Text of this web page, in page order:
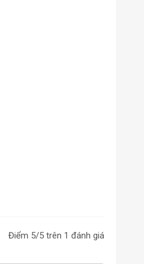
Điểm 5/5 trên 1 đánh giá